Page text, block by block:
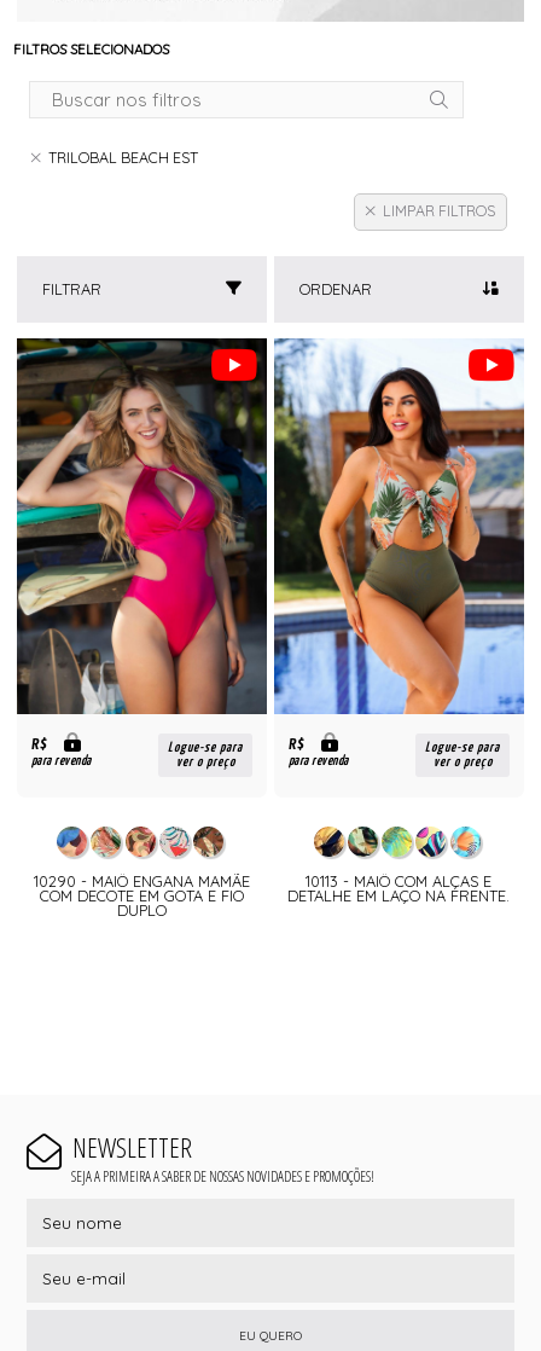
FILTROS SELECIONADOS
TRILOBAL BEACH EST
LIMPAR FILTROS
FILTRAR ORDENAR
R$
para revenda
Logue-se para
ver o preço
10290 - MAIÔ ENGANA MAMÃE
COM DECOTE EM GOTA E FIO
DUPLO
R$
para revenda
Logue-se para
ver o preço
10113 - MAIÔ COM ALÇAS E
DETALHE EM LAÇO NA FRENTE.
NEWSLETTER
SEJA A PRIMEIRA A SABER DE NOSSAS NOVIDADES E PROMOÇÕES!
EU QUERO